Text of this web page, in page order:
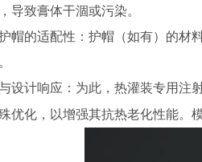
导致膏体干涸或污染。
帽的适配性：护帽（如有）的材
设计响应：为此，热灌装专用注
优化，以增强其抗热老化性能。